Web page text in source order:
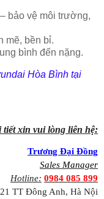
bảo vệ môi trường,
mẽ, bền bỉ.
bình đến nặng.
Hòa Bình tại
tiết xin vui lòng liên hệ:
Trương Đại Đồng
Sales Manager
Hotline: 0984 085 899
TT Đông Anh, Hà Nội